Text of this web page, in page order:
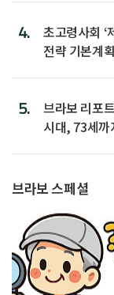
4.
초고령사회 ‘
전략 기본계
5.
브라보 리포
시대, 73세까
브라보 스페셜